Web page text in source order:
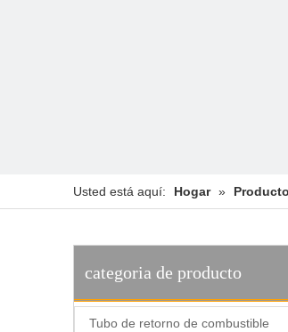
Usted está aquí: Hogar » Producto
categoria de producto
Tubo de retorno de combustible